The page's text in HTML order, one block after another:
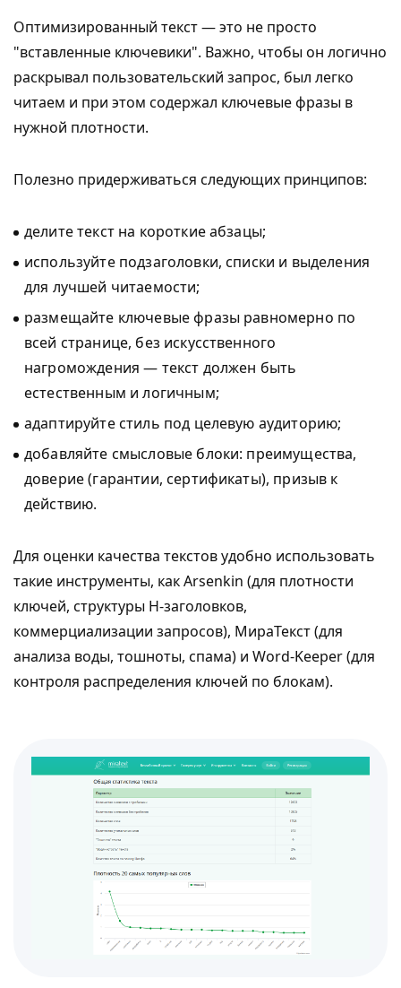
Оптимизированный текст — это не просто
"вставленные ключевики". Важно, чтобы он логично
раскрывал пользовательский запрос, был легко
читаем и при этом содержал ключевые фразы в
нужной плотности.
Полезно придерживаться следующих принципов:
делите текст на короткие абзацы;
используйте подзаголовки, списки и выделения
для лучшей читаемости;
размещайте ключевые фразы равномерно по
всей странице, без искусственного
нагромождения — текст должен быть
естественным и логичным;
адаптируйте стиль под целевую аудиторию;
добавляйте смысловые блоки: преимущества,
доверие (гарантии, сертификаты), призыв к
действию.
Для оценки качества текстов удобно использовать
такие инструменты, как Arsenkin (для плотности
ключей, структуры H-заголовков,
коммерциализации запросов), МираТекст (для
анализа воды, тошноты, спама) и Word-Keeper (для
контроля распределения ключей по блокам).